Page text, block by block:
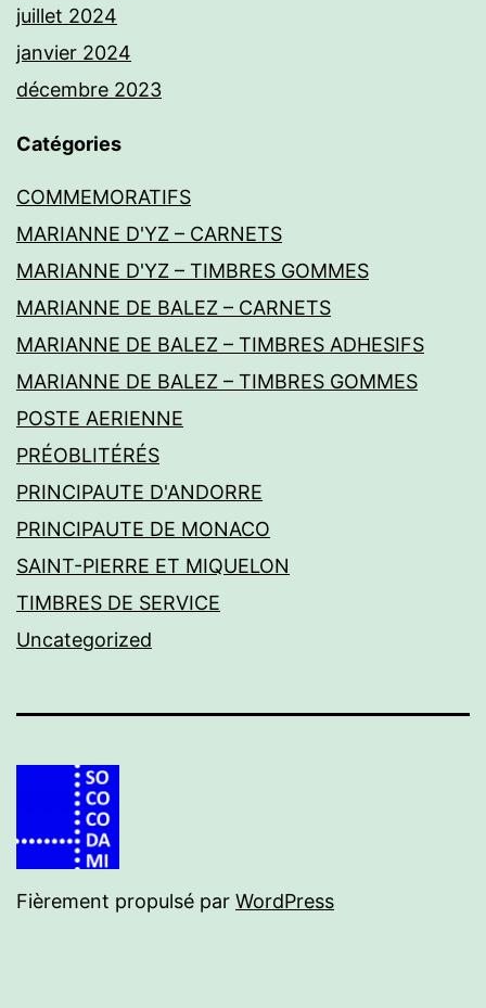
juillet 2024
janvier 2024
décembre 2023
Catégories
COMMEMORATIFS
MARIANNE D'YZ – CARNETS
MARIANNE D'YZ – TIMBRES GOMMES
MARIANNE DE BALEZ – CARNETS
MARIANNE DE BALEZ – TIMBRES ADHESIFS
MARIANNE DE BALEZ – TIMBRES GOMMES
POSTE AERIENNE
PRÉOBLITÉRÉS
PRINCIPAUTE D'ANDORRE
PRINCIPAUTE DE MONACO
SAINT-PIERRE ET MIQUELON
TIMBRES DE SERVICE
Uncategorized
Fièrement propulsé par WordPress